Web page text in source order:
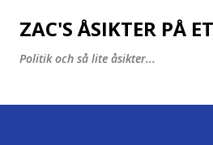
Fortsätt till
ZAC'S ÅSIKTER PÅ
Politik och så lite åsikter...